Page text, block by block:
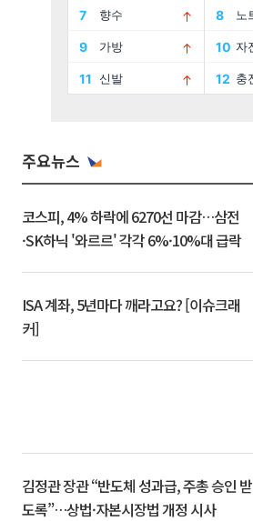
주요뉴스
코스피, 4% 하락에 6270선 마감…삼전
·SK하닉 '와르르' 각각 6%·10%대 급락
ISA 계좌, 5년마다 깨라고요? [이슈크래
커]
김정관 장관 “반도체 성과급, 주총 승인 받
도록”…상법·자본시장법 개정 시사